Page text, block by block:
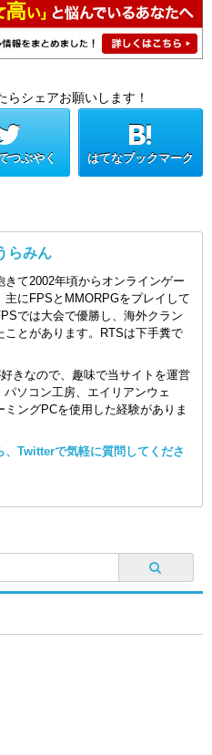
らシェアお願いします！
つぶやく はてなブックマーク
らみん
きて2002年頃からオンラインゲー
主にFPSとMMORPGをプレイして
では大会で優勝し、海外クラン
ことがあります。RTSは下手糞で
きなので、趣味で当サイトを運営
ソコン工房、エイリアンウェ
ングPCを使用した経験がありま
Twitterで気軽に質問してくださ